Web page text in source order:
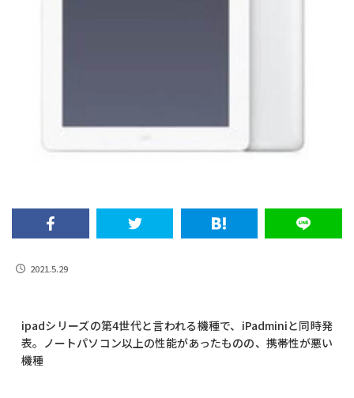
2021.5.29
ipadシリーズの第4世代と言われる機種で、iPadminiと同時発
表。ノートパソコン以上の性能があったものの、携帯性が悪い
機種